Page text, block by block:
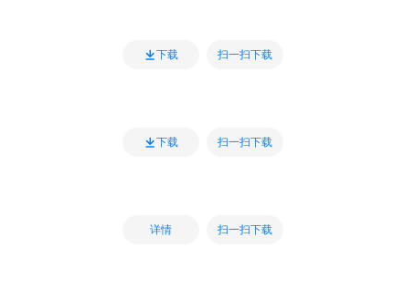
下载 扫一扫下载
下载 扫一扫下载
详情 扫一扫下载